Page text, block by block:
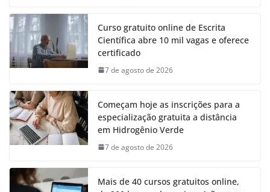
Curso gratuito online de Escrita
Científica abre 10 mil vagas e oferece
certificado
7 de agosto de 2026
Começam hoje as inscrições para a
especialização gratuita a distância
em Hidrogênio Verde
7 de agosto de 2026
Mais de 40 cursos gratuitos online,